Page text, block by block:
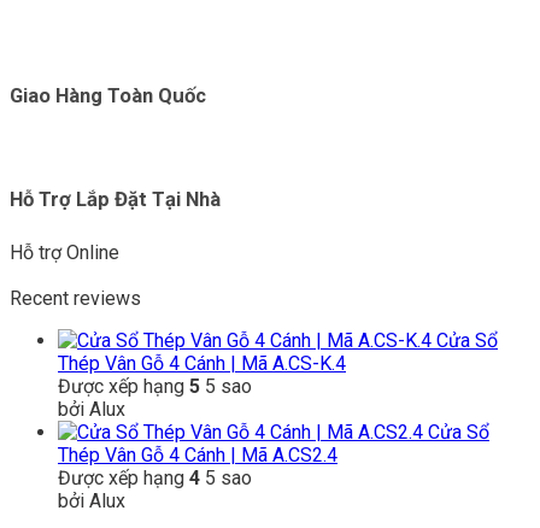
Giao Hàng Toàn Quốc
Hỗ Trợ Lắp Đặt Tại Nhà
Hỗ trợ Online
Recent reviews
Cửa Sổ
Thép Vân Gỗ 4 Cánh | Mã A.CS-K.4
Được xếp hạng 5 5 sao
bởi Alux
Cửa Sổ
Thép Vân Gỗ 4 Cánh | Mã A.CS2.4
Được xếp hạng 4 5 sao
bởi Alux